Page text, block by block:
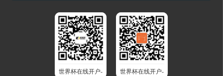
世界杯在线开户- 世界杯在线开户-